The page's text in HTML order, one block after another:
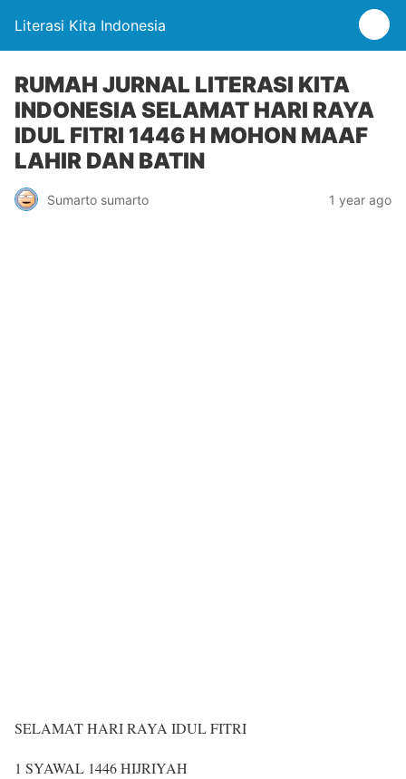
Literasi Kita Indonesia
RUMAH JURNAL LITERASI KITA
INDONESIA SELAMAT HARI RAYA
IDUL FITRI 1446 H MOHON MAAF
LAHIR DAN BATIN
Sumarto sumarto 1 year ago
SELAMAT HARI RAYA IDUL FITRI
1 SYAWAL 1446 HIJRIYAH